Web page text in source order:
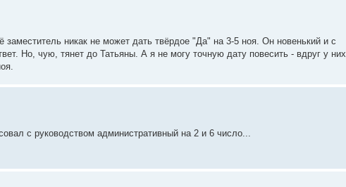
никак не может дать твёрдое "Да" на 3-5 ноя. Он новенький и с
Но, чую, тянет до Татьяны. А я не могу точную дату повесить - вдруг у них
с руководством административный на 2 и 6 число...